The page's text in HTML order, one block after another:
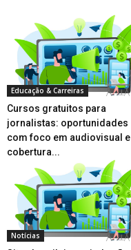
Educação & Carreiras
Cursos gratuitos para
jornalistas: oportunidades
com foco em audiovisual e
cobertura...
Notícias